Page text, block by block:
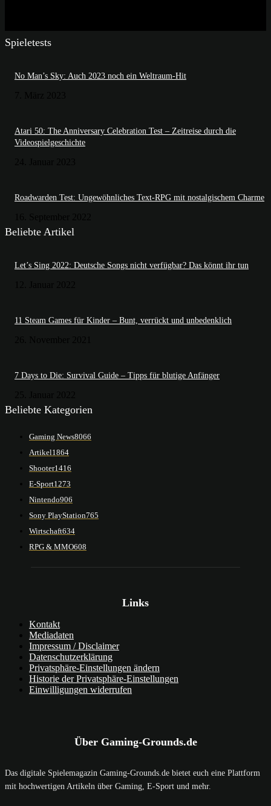
Spieletests
No Man’s Sky: Auch 2023 noch ein Weltraum-Hit
Atari 50: The Anniversary Celebration Test – Zeitreise durch die
Videospielgeschichte
Roadwarden Test: Ungewöhnliches Text-RPG mit nostalgischem Charme
Beliebte Artikel
Let’s Sing 2022: Deutsche Songs nicht verfügbar? Das könnt ihr tun
11 Steam Games für Kinder – Bunt, verrückt und unbedenklich
7 Days to Die: Survival Guide – Tipps für blutige Anfänger
Beliebte Kategorien
Gaming News8066
Artikel1864
Shooter1416
E-Sport1273
Nintendo906
Sony PlayStation765
Wirtschaft634
RPG & MMO608
Links
Kontakt
Mediadaten
Impressum / Disclaimer
Datenschutzerklärung
Privatsphäre-Einstellungen ändern
Historie der Privatsphäre-Einstellungen
Einwilligungen widerrufen
Über Gaming-Grounds.de
Das digitale Spielemagazin Gaming-Grounds.de bietet euch eine Plattform
mit hochwertigen Artikeln über Gaming, E-Sport und mehr.